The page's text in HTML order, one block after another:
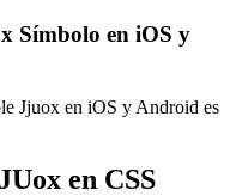
Símbolo en iOS y
Jjuox en iOS y Android es
en CSS